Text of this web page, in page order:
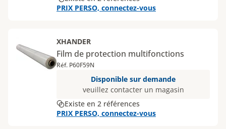
PRIX PERSO, connectez-vous
XHANDER
Film de protection multifonctions
Réf. P60F59N
Disponible sur demande
veuillez contacter un magasin
Existe en 2 références
PRIX PERSO, connectez-vous